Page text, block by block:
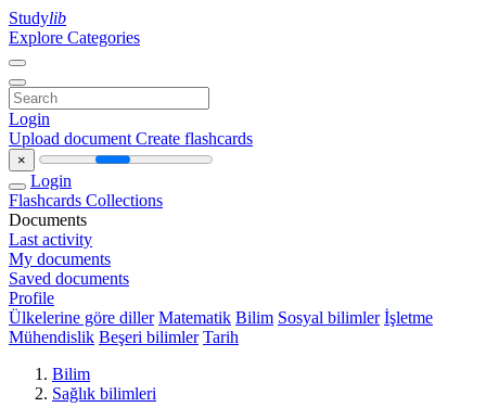
Studylib
Explore Categories
Login
Upload document Create flashcards
×
Login
Flashcards Collections
Documents
Last activity
My documents
Saved documents
Profile
Ülkelerine göre diller Matematik Bilim Sosyal bilimler İşletme
Mühendislik Beşeri bilimler Tarih
Bilim
Sağlık bilimleri